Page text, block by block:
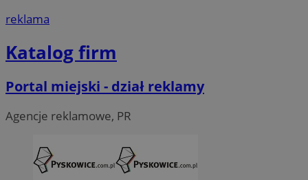
reklama
Katalog firm
Portal miejski - dział reklamy
Agencje reklamowe, PR